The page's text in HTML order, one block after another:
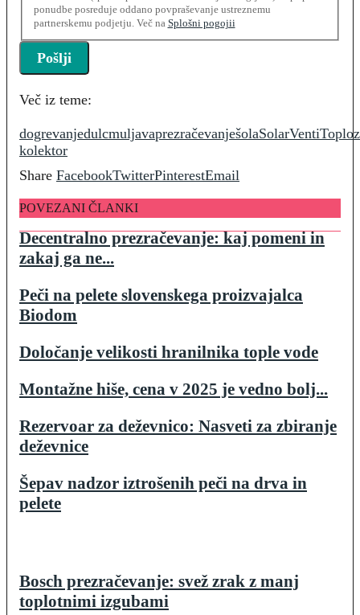
ponudbe posreduje oddano povpraševanje ustreznemu
partnerskemu podjetju. Več na Splošni pogojii
Več iz teme:
dogrevanjedulcmuljavaprezračevanješolaSolarVenti
kolektor
Share FacebookTwitterPinterestEmail
POVEZANI ČLANKI
Decentralno prezračevanje: kaj pomeni in
zakaj ga ne...
Peči na pelete slovenskega proizvajalca
Biodom
Določanje velikosti hranilnika tople vode
Montažne hiše, cena v 2025 je vedno bolj...
Rezervoar za deževnico: Nasveti za zbiranje
deževnice
Šepav nadzor iztrošenih peči na drva in
pelete
Bosch prezračevanje: svež zrak z manj
toplotnimi izgubami